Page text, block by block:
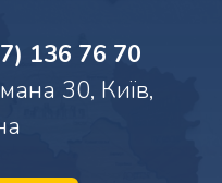
136 76 70
30, Київ,